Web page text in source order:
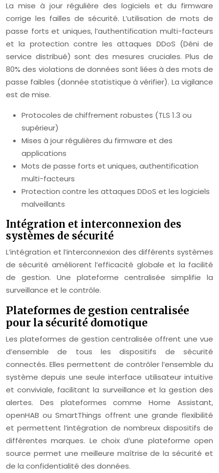
La mise à jour régulière des logiciels et du firmware
corrige les failles de sécurité. L’utilisation de mots de
passe forts et uniques, l’authentification multi-facteurs
et la protection contre les attaques DDoS (Déni de
service distribué) sont des mesures cruciales. Plus de
80% des violations de données sont liées à des mots de
passe faibles (donnée statistique à vérifier). La vigilance
est de mise.
Protocoles de chiffrement robustes (TLS 1.3 ou
supérieur)
Mises à jour régulières du firmware et des
applications
Mots de passe forts et uniques, authentification
multi-facteurs
Protection contre les attaques DDoS et les logiciels
malveillants
Intégration et interconnexion des
systèmes de sécurité
L’intégration et l’interconnexion des différents systèmes
de sécurité améliorent l’efficacité globale et la facilité
de gestion. Une plateforme centralisée simplifie la
surveillance et le contrôle.
Plateformes de gestion centralisée
pour la sécurité domotique
Les plateformes de gestion centralisée offrent une vue
d’ensemble de tous les dispositifs de sécurité
connectés. Elles permettent de contrôler l’ensemble du
système depuis une seule interface utilisateur intuitive
et conviviale, facilitant la surveillance et la gestion des
alertes. Des plateformes comme Home Assistant,
openHAB ou SmartThings offrent une grande flexibilité
et permettent l’intégration de nombreux dispositifs de
différentes marques. Le choix d’une plateforme open
source permet une meilleure maîtrise de la sécurité et
de la confidentialité des données.